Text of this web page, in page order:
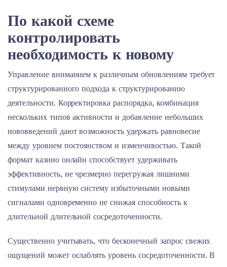
По какой схеме
контролировать
необходимость к новому
Управление вниманием к различным обновлениям требует
структурированного подхода к структурированию
деятельности. Корректировка распорядка, комбинация
нескольких типов активности и добавление небольших
нововведений дают возможность удержать равновесие
между уровнем постоянством и изменчивостью. Такой
формат казино онлайн способствует удерживать
эффективность, не чрезмерно перегружая лишними
стимулами нервную систему избыточными новыми
сигналами одновременно не снижая способность к
длительной длительной сосредоточенности.
Существенно учитывать, что бесконечный запрос свежих
ощущений может ослаблять уровень сосредоточенности. В